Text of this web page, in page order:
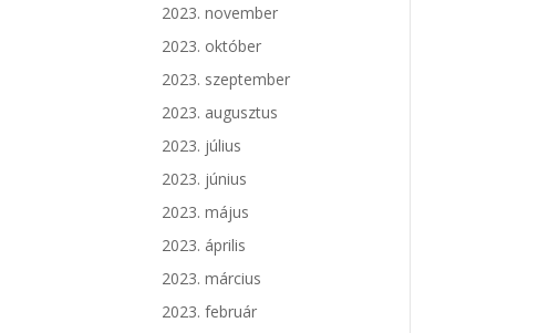
2023. november
2023. október
2023. szeptember
2023. augusztus
2023. július
2023. június
2023. május
2023. április
2023. március
2023. február